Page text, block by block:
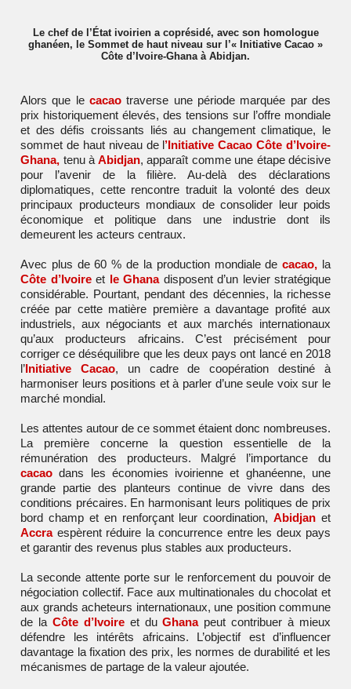
Le chef de l’État ivoirien a coprésidé, avec son homologue
ghanéen, le Sommet de haut niveau sur l’« Initiative Cacao »
Côte d’Ivoire-Ghana à Abidjan.
Alors que le cacaotraverse une période marquée par des
prix historiquement élevés, des tensions sur l’offre mondiale
et des défis croissants liés au changement climatique, le
sommet de haut niveau de l’Initiative Cacao Côte d’Ivoire-
Ghana, tenu à Abidjan, apparaît comme une étape décisive
pour l’avenir de la filière. Au-delà des déclarations
diplomatiques, cette rencontre traduit la volonté des deux
principaux producteurs mondiaux de consolider leur poids
économique et politique dans une industrie dont ils
demeurent les acteurs centraux.
Avec plus de 60 % de la production mondiale de cacao, la
Côte d’Ivoireet le Ghanadisposent d’un levier stratégique
considérable. Pourtant, pendant des décennies, la richesse
créée par cette matière première a davantage profité aux
industriels, aux négociants et aux marchés internationaux
qu’aux producteurs africains. C’est précisément pour
corriger ce déséquilibre que les deux pays ont lancé en 2018
l’Initiative Cacao, un cadre de coopération destiné à
harmoniser leurs positions et à parler d’une seule voix sur le
marché mondial.
Les attentes autour de ce sommet étaient donc nombreuses.
La première concerne la question essentielle de la
rémunération des producteurs. Malgré l’importance du
cacao dans les économies ivoirienne et ghanéenne, une
grande partie des planteurs continue de vivre dans des
conditions précaires. En harmonisant leurs politiques de prix
bord champ et en renforçant leur coordination,Abidjan et
Accraespèrent réduire la concurrence entre les deux pays
et garantir des revenus plus stables aux producteurs.
La seconde attente porte sur le renforcement du pouvoir de
négociation collectif. Face aux multinationales du chocolat et
aux grands acheteurs internationaux, une position commune
de la Côte d’Ivoireet duGhanapeut contribuer à mieux
défendre les intérêts africains. L’objectif est d’influencer
davantage la fixation des prix, les normes de durabilité et les
mécanismes de partage de la valeur ajoutée.